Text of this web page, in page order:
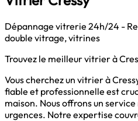
Dépannage vitrerie 24h/24 -
double vitrage, vitrines
Trouvez le meilleur vitrier à
Vous cherchez un vitrier à
fiable et professionnelle est
maison. Nous offrons un
urgences. Notre expertise